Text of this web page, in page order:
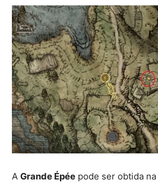
A Grande Épée pode ser obtida